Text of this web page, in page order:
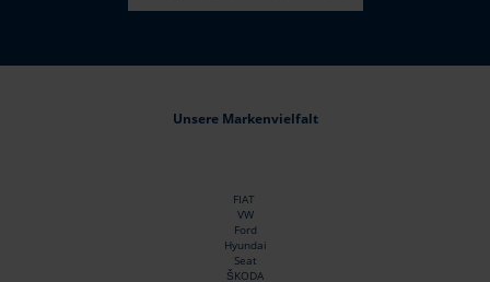
Unsere Markenvielfalt
FIAT
VW
Ford
Hyundai
Seat
ŠKODA